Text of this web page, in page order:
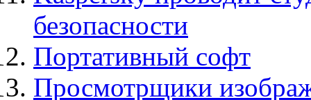
безопасности
Портативный софт
Просмотрщики